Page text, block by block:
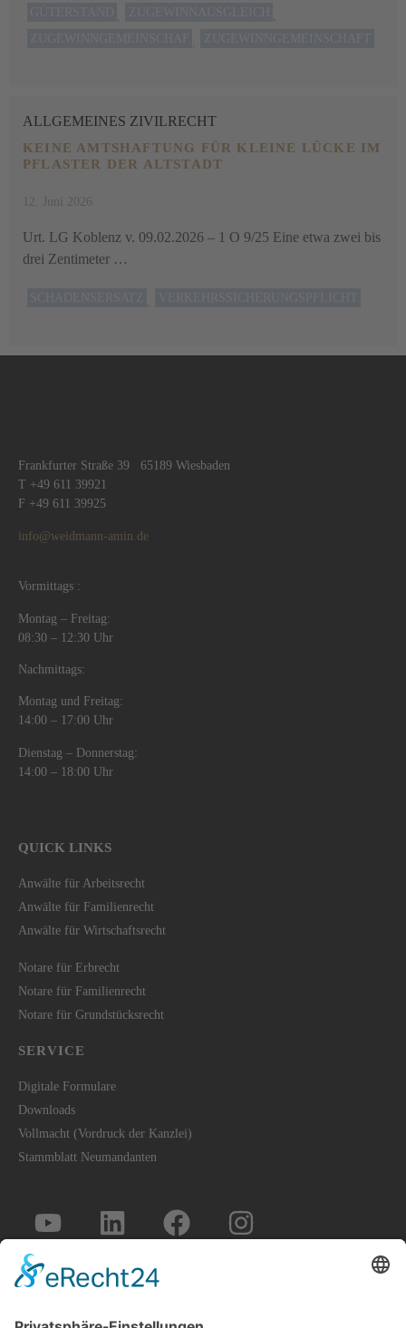
,
,
,
ALLGEMEINES ZIVILRECHT
KEINE AMTSHAFTUNG FÜR KLEINE LÜCKE IM
PFLASTER DER ALTSTADT
12. Juni 2026
Urt. LG Koblenz v. 09.02.2026 – 1 O 9/25 Eine etwa zwei bis
drei Zentimeter …
,
Frankfurter Straße 39 65189 Wiesbaden
T +49 611 39921
F +49 611 39925
info@weidmann-amin.de
Vormittags :
Montag – Freitag:
08:30 – 12:30 Uhr
Nachmittags:
Montag und Freitag:
14:00 – 17:00 Uhr
Dienstag – Donnerstag:
14:00 – 18:00 Uhr
QUICK LINKS
Anwälte für Arbeitsrecht
Anwälte für Familienrecht
Anwälte für Wirtschaftsrecht
Notare für Erbrecht
Notare für Familienrecht
Notare für Grundstücksrecht
SERVICE
Digitale Formulare
Downloads
Vollmacht (Vordruck der Kanzlei)
Stammblatt Neumandanten